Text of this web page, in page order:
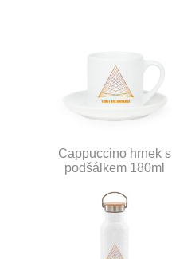
Cappuccino hrnek s
podšálkem 180ml